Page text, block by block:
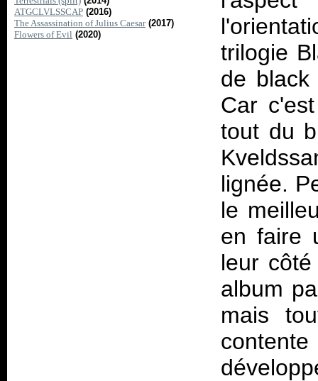
ATGCLVLSSCAP (2016)
The Assassination of Julius Caesar (2017)
Flowers of Evil (2020)
trilogie
de black
Car
tout du
lignée.
le
en faire
leur
album
mais
contente